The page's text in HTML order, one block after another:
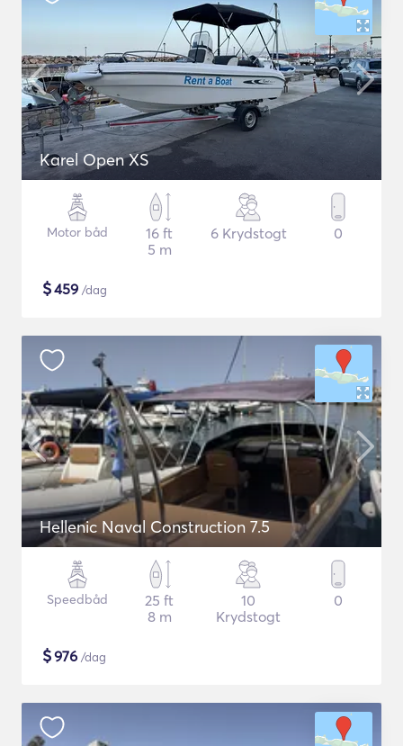
Karel Open XS
Motor båd
16 ft
5 m
6 Krydstogt 0
$459 /dag
Hellenic Naval Construction 7.5
Speedbåd
25 ft
8 m
10
Krydstogt
0
$976 /dag